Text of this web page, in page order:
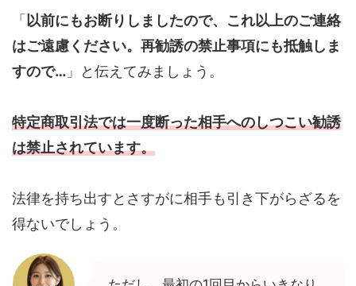
「 以前にもお断りしましたので、これ以上のご連絡
はご遠慮ください。再勧誘の禁止事項にも抵触しま
すので… 」と伝えてみましょう。
特定商取引法では一度断った相手へのしつこい勧誘
は禁止されています。
法律を持ち出すとさすがに相手も引き下がらざるを
得ないでしょう。